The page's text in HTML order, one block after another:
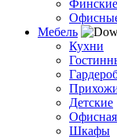
Финские
Мебель
Кухни
Детские
Шкафы